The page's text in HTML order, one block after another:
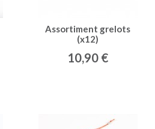
Assortiment grelots
(x12)
10,90 €